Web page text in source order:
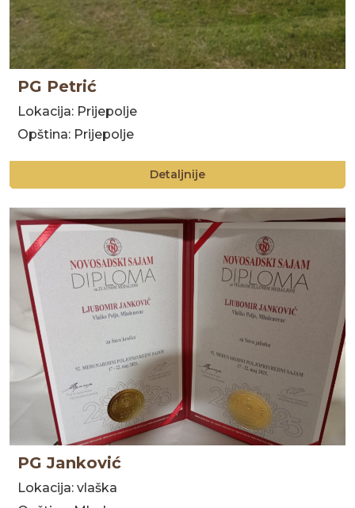
PG Petrić
Lokacija: Prijepolje
Opština: Prijepolje
Detaljnije
PG Janković
Lokacija: vlaška